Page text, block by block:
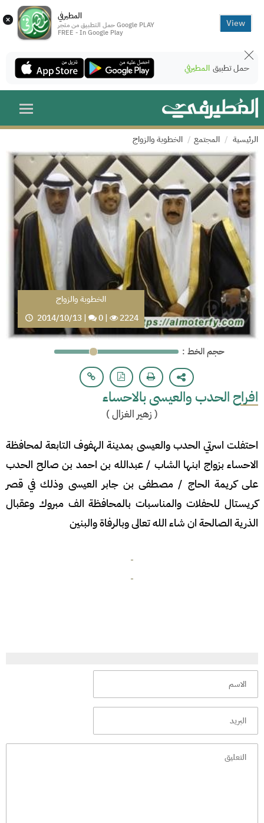
× المطيرفي
حمل التطبيق من متجر Google PLAY
FREE - In Google Play
View
حمل تطبيق المطيرفي
الرئيسية المجتمع الخطوبة والزواج
الخطوبة والزواج
2014/10/13| 0| 2224
: حجم الخط
افراح الحدب والعيسى بالاحساء
( زهير الغزال)
احتفلت اسرتي الحدب والعيسى بمدينة الهفوف التابعة لمحافظة
الاحساء بزواج ابنها الشاب / عبدالله بن احمد بن صالح الحدب
على كريمة الحاج / مصطفى بن جابر العيسى وذلك في قصر
كريستال للحفلات والمناسبات بالمحافظة الف مبروك وعقبال
الذرية الصالحة ان شاء الله تعالى وبالرفاة والبنين